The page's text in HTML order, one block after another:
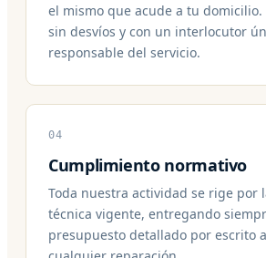
el mismo que acude a tu domicilio.
sin desvíos y con un interlocutor
responsable del servicio.
04
Cumplimiento normativo
Toda nuestra actividad se rige por
técnica vigente, entregando
presupuesto detallado por escrito